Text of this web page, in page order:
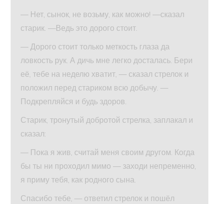
— Нет, сынок, не возьму, как можно! —сказал
старик. —Ведь это дорого стоит.
— Дорого стоит только меткость глаза да
ловкость рук. А дичь мне легко досталась. Бери
её, тебе на неделю хватит, — сказал стрелок и
положил перед стариком всю добычу. —
Подкрепляйся и будь здоров.
Старик, тронутый добротой стрелка, заплакал и
сказал:
— Пока я жив, считай меня своим другом. Когда
бы ты ни проходил мимо — заходи непременно,
я приму тебя, как родного сына.
Спасибо тебе, — ответил стрелок и пошёл